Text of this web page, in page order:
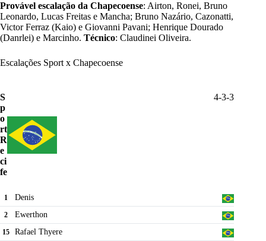
Provável escalação da Chapecoense: Airton, Ronei, Bruno
Leonardo, Lucas Freitas e Mancha; Bruno Nazário, Cazonatti,
Victor Ferraz (Kaio) e Giovanni Pavani; Henrique Dourado
(Danrlei) e Marcinho. Técnico: Claudinei Oliveira.
Escalações Sport x Chapecoense
S
p
o
rt
R
e
ci
fe
4-3-3
1 Denis
2 Ewerthon
15 Rafael Thyere